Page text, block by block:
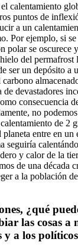
calentamiento
puntos de
a un
Por ejemplo, si
polar se oscurece
del permafrost
ser un depósito a
de devastadores
consecuencia
no
de 2
entre en un
seguiría
y calor de la
de una década
a la población
¿qué
las cosas a
y a los